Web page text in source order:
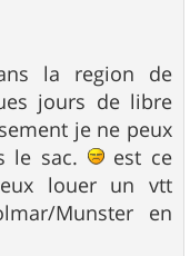
la region de
jours de libre
je ne peux
le sac.
est ce
louer un vtt
Munster en